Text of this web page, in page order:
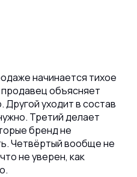
начинается тихое
объясняет
уходит в состав
Третий делает
бренд не
Четвёртый вообще не
не уверен, как